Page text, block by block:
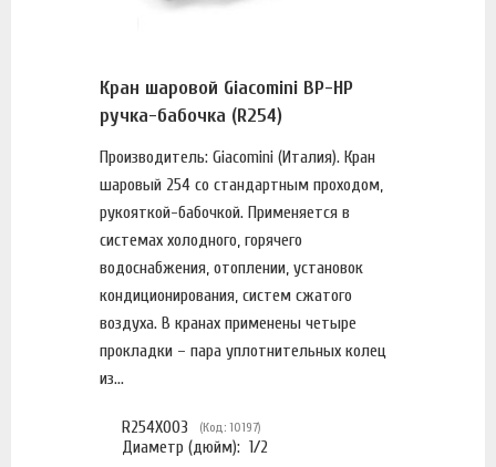
Кран шаровой Giacomini ВР-НР
ручка-бабочка (R254)
Производитель: Giacomini (Италия). Кран
шаровый 254 со стандартным проходом,
рукояткой-бабочкой. Применяется в
системах холодного, горячего
водоснабжения, отоплении, установок
кондиционирования, систем сжатого
воздуха. В кранах применены четыре
прокладки – пара уплотнительных колец
из...
R254X003 (Код: 10197)
Диаметр (дюйм): 1/2